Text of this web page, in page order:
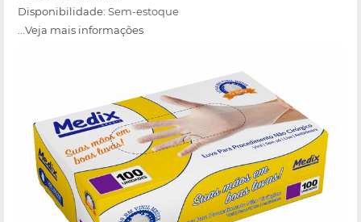
Disponibilidade: Sem-estoque
...Veja mais informações